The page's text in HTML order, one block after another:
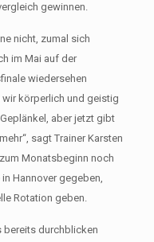
gewinnen.
nicht, zumal sich
im Mai auf der
wiedersehen
körperlich und geistig
aber jetzt gibt
sagt Trainer Karsten
Monatsbeginn noch
Hannover gegeben,
Rotation geben.
bereits durchblicken